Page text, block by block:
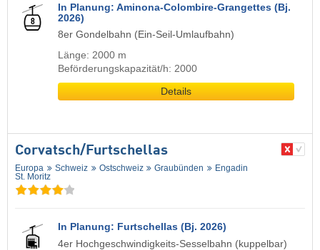
In Planung: Aminona-Colombire-Grangettes (Bj.
2026)
8er Gondelbahn (Ein-Seil-Umlaufbahn)
Länge: 2000 m
Beförderungskapazität/h: 2000
Details
Corvatsch/​Furtschellas
Europa Schweiz Ostschweiz Graubünden
Engadin
St. Moritz
In Planung: Furtschellas (Bj. 2026)
4er Hochgeschwindigkeits-Sesselbahn (kuppelbar)